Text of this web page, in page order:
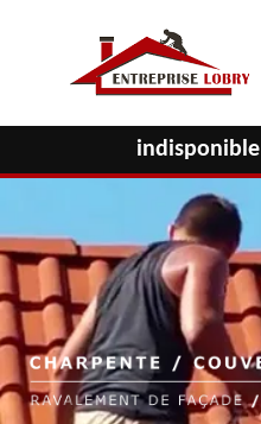
indisponible